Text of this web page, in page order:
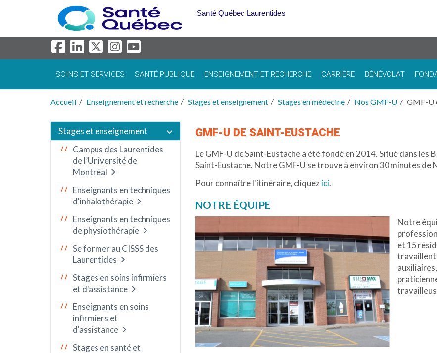
Aller au menu principal
Santé Québec Laurentides
SOINS ET SERVICES SANTÉ PUBLIQUE ENSEIGNEMENT ET RECHERCHE CARRIÈRE BÉNÉVOLAT
Accueil Enseignement et recherche Stages et enseignement Stages en médecine Nos GMF-U GMF-U
Stages et enseignement
Campus des Laurentides
de l’Université de
Montréal
Enseignants en techniques
d'inhalothérapie
Enseignants en techniques
de physiothérapie
Se former au CISSS des
Laurentides
Stages en soins infirmiers
et d'assistance
Enseignants en soins
infirmiers et
d'assistance
Stages en santé et
GMF-U DE SAINT-EUSTACHE
Le GMF-U de Saint-Eustache a été fondé en 2014. Situé dans les
Saint-Eustache. Notre GMF-U se trouve à environ 30minutes de
Pour connaître l'itinéraire, cliquezici.
NOTRE ÉQUIPE
Notre
et 15
travaillent